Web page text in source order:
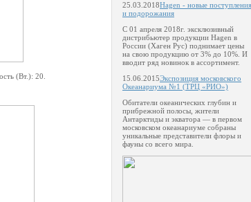
25.03.2018Hagen - новые поступления
и подорожания
С 01 апреля 2018г. эксклюзивный
дистрибьютер продукции Hagen в
России (Хаген Рус) поднимает цены
на свою продукцию от 3% до 10%. И
вводит ряд новинок в ассортимент.
15.06.2015Экспозиция московского
Океанариума №1 (ТРЦ «РИО»)
Обитатели океанических глубин и
прибрежной полосы, жители
Антарктиды и экватора — в первом
московском океанариуме собраны
уникальные представители флоры и
фауны со всего мира.
(Вт.): 20